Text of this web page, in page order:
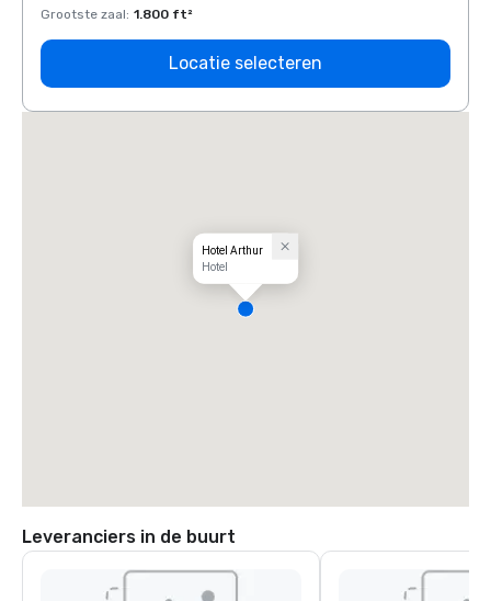
Grootste zaal: 1.800 ft²
Locatie selecteren
Hotel Arthur
Hotel
Leveranciers in de buurt